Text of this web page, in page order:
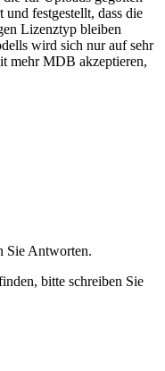
festgestellt, dass die
Lizenztyp bleiben
wird sich nur auf sehr
mehr MDB akzeptieren,
Sie Antworten.
bitte schreiben Sie